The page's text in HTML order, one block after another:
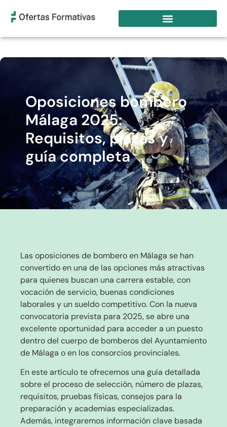
Oposiciones bombero
Málaga 2025:
Requisitos, plazas y
guía completa
Las oposiciones de bombero en Málaga se han
convertido en una de las opciones más atractivas
para quienes buscan una carrera estable, con
vocación de servicio, buenas condiciones
laborales y un sueldo competitivo. Con la nueva
convocatoria prevista para 2025, se abre una
excelente oportunidad para acceder a un puesto
dentro del cuerpo de bomberos del Ayuntamiento
de Málaga o en los consorcios provinciales.
En este artículo te ofrecemos una guía detallada
sobre el proceso de selección, número de plazas,
requisitos, pruebas físicas, consejos para la
preparación y academias especializadas.
Además, integraremos información clave basada